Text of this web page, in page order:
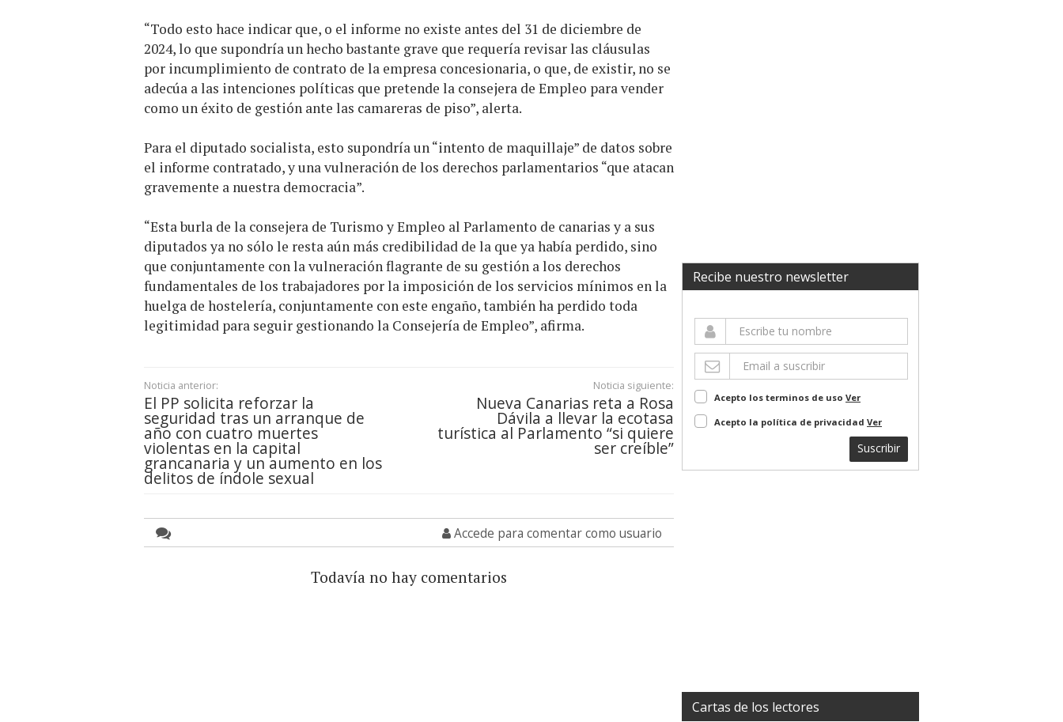
“Todo esto hace indicar que, o el informe no existe antes del 31 de diciembre de
2024, lo que supondría un hecho bastante grave que requería revisar las cláusulas
por incumplimiento de contrato de la empresa concesionaria, o que, de existir, no se
adecúa a las intenciones políticas que pretende la consejera de Empleo para vender
como un éxito de gestión ante las camareras de piso”, alerta.
Para el diputado socialista, esto supondría un “intento de maquillaje” de datos sobre
el informe contratado, y una vulneración de los derechos parlamentarios “que atacan
gravemente a nuestra democracia”.
“Esta burla de la consejera de Turismo y Empleo al Parlamento de canarias y a sus
diputados ya no sólo le resta aún más credibilidad de la que ya había perdido, sino
que conjuntamente con la vulneración flagrante de su gestión a los derechos
fundamentales de los trabajadores por la imposición de los servicios mínimos en la
huelga de hostelería, conjuntamente con este engaño, también ha perdido toda
legitimidad para seguir gestionando la Consejería de Empleo”, afirma.
Noticia anterior:
El PP solicita reforzar la
seguridad tras un arranque de
año con cuatro muertes
violentas en la capital
grancanaria y un aumento en los
delitos de índole sexual
Noticia siguiente:
Nueva Canarias reta a Rosa
Dávila a llevar la ecotasa
turística al Parlamento “si quiere
ser creíble”
Accede para comentar como usuario
Todavía no hay comentarios
Recibe nuestro newsletter
Acepto los terminos de uso Ver
Acepto la política de privacidad Ver
Suscribir
Cartas de los lectores